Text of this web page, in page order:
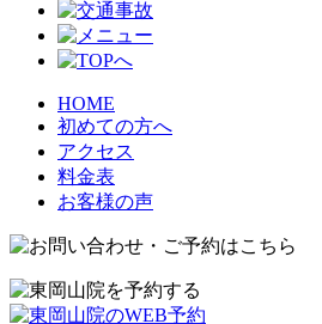
HOME
初めての方へ
アクセス
料金表
お客様の声